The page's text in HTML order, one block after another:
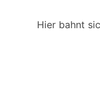
Hier bahnt